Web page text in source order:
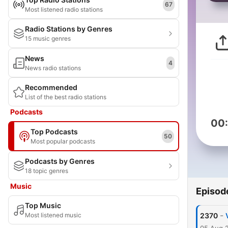
Most listened radio stations
67
Radio Stations by Genres
15 music genres
News
News radio stations
4
Recommended
List of the best radio stations
Podcasts
Top Podcasts
Most popular podcasts
50
Podcasts by Genres
18 topic genres
Music
Top Music
Most listened music 2370 -